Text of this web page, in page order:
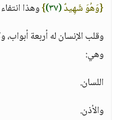
{وَهُوَ شَهِيدٌ(٣٧) }وهذا
وقلب الإنسان له أربعة
وهي:
اللسان.
والأذن.